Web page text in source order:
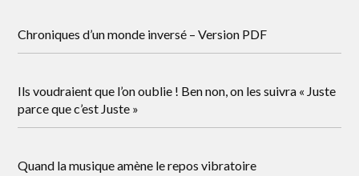
Chroniques d’un monde inversé – Version PDF
Ils voudraient que l’on oublie ! Ben non, on les suivra « Juste
parce que c’est Juste »
Quand la musique amène le repos vibratoire